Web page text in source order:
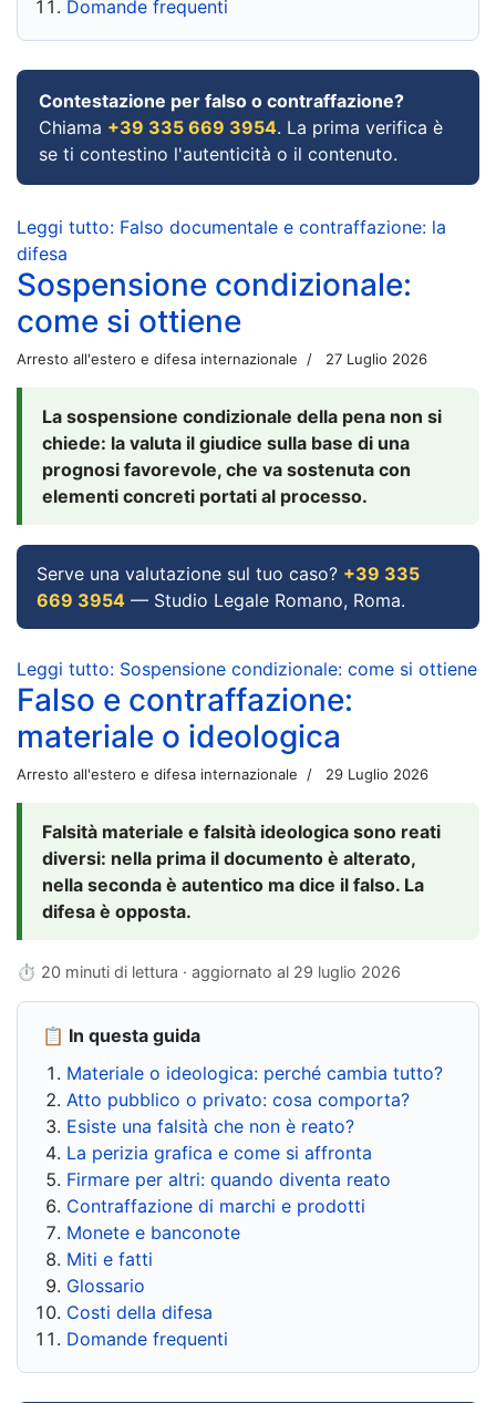
Domande frequenti
Contestazione per falso o contraffazione?
Chiama +39 335 669 3954. La prima verifica è
se ti contestino l'autenticità o il contenuto.
Leggi tutto: Falso documentale e contraffazione: la
difesa
Sospensione condizionale:
come si ottiene
Arresto all'estero e difesa internazionale 27 Luglio 2026
La sospensione condizionale della pena non si
chiede: la valuta il giudice sulla base di una
prognosi favorevole, che va sostenuta con
elementi concreti portati al processo.
Serve una valutazione sul tuo caso? +39 335
669 3954 — Studio Legale Romano, Roma.
Leggi tutto: Sospensione condizionale: come si ottiene
Falso e contraffazione:
materiale o ideologica
Arresto all'estero e difesa internazionale 29 Luglio 2026
Falsità materiale e falsità ideologica sono reati
diversi: nella prima il documento è alterato,
nella seconda è autentico ma dice il falso. La
difesa è opposta.
⏱ 20 minuti di lettura · aggiornato al 29 luglio 2026
📋 In questa guida
Materiale o ideologica: perché cambia tutto?
Atto pubblico o privato: cosa comporta?
Esiste una falsità che non è reato?
La perizia grafica e come si affronta
Firmare per altri: quando diventa reato
Contraffazione di marchi e prodotti
Monete e banconote
Miti e fatti
Glossario
Costi della difesa
Domande frequenti